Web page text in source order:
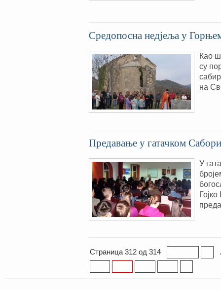
Средопосна недjеља у
Као
су
на
Предавање у гатачком
У
Страница 312 од 314